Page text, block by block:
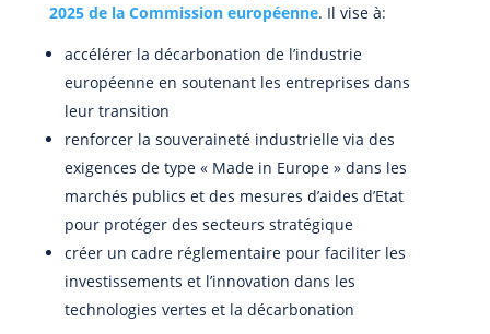
2025 de la Commission européenne. Il vise à:
accélérer la décarbonation de l’industrie
européenne en soutenant les entreprises dans
leur transition
renforcer la souveraineté industrielle via des
exigences de type « Made in Europe » dans les
marchés publics et des mesures d’aides d’Etat
pour protéger des secteurs stratégique
créer un cadre réglementaire pour faciliter les
investissements et l’innovation dans les
technologies vertes et la décarbonation